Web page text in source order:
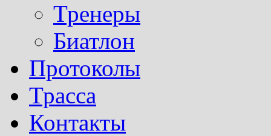
Тренеры
Биатлон
Протоколы
Трасса
Контакты